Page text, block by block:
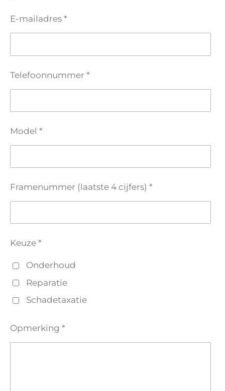
E-mailadres *
Telefoonnummer *
Model *
Framenummer (laatste 4 cijfers) *
Keuze *
Onderhoud
Reparatie
Schadetaxatie
Opmerking *